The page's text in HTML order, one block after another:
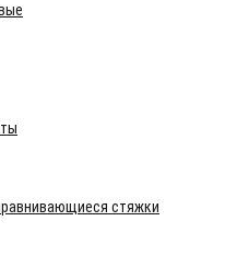
стяжки